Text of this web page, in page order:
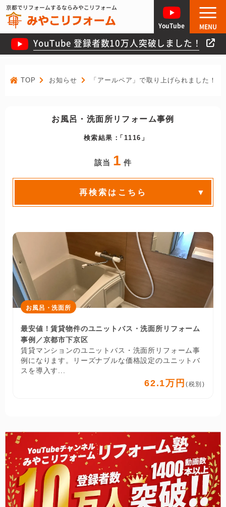
京都でリフォームするならみやこリフォーム
YouTube 登録者数10万人突破しました！
YouTube MENU
TOP お知らせ 「アールペア」で取り上げられました！
お風呂・洗面所リフォーム事例
検索結果： 1116
該当 1 件
再検索はこちら
お風呂・洗面所
最安値！賃貸物件のユニットバス・洗面所リフォーム
事例／京都市下京区
賃貸マンションのユニットバス・洗面所リフォーム事
例になります。リーズナブルな価格設定のユニットバ
スを導入す...
62.1万円 (税別)